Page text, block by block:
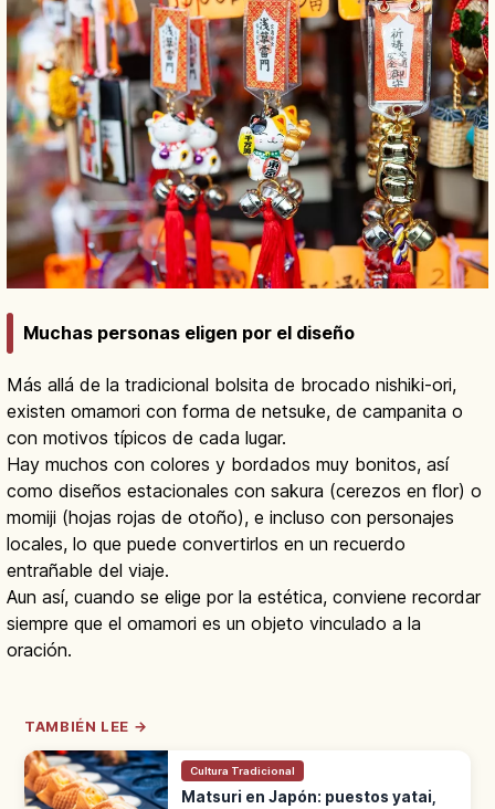
Muchas personas eligen por el diseño
Más allá de la tradicional bolsita de brocado nishiki-ori,
existen omamori con forma de netsuke, de campanita o
con motivos típicos de cada lugar.
Hay muchos con colores y bordados muy bonitos, así
como diseños estacionales con sakura (cerezos en flor) o
momiji (hojas rojas de otoño), e incluso con personajes
locales, lo que puede convertirlos en un recuerdo
entrañable del viaje.
Aun así, cuando se elige por la estética, conviene recordar
siempre que el omamori es un objeto vinculado a la
oración.
TAMBIÉN LEE →
Cultura Tradicional
Matsuri en Japón: puestos yatai,